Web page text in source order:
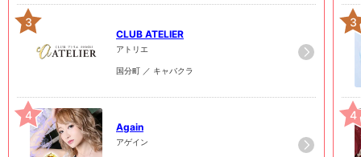
3
CLUB ATELIER
アトリエ
国分町 ／ キャバクラ
4
Again
アゲイン
3
4